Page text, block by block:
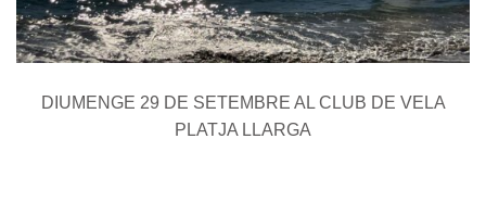
DIUMENGE 29 DE SETEMBRE AL CLUB DE VELA
PLATJA LLARGA